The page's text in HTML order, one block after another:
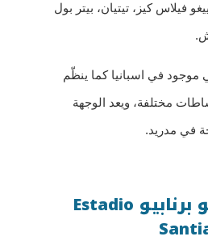
فيلاس كيز، تيتيان، بيتر بول
موجود في اسبانيا كما ينظّم
مختلفة، ويعد الوجهة
في مدريد.
ملعب سانتياغو برنابيو Estadio